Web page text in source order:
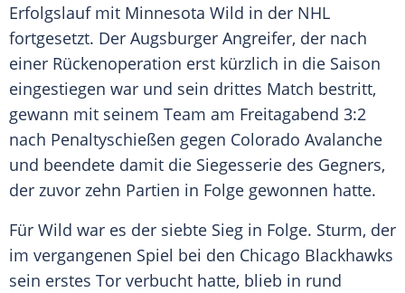
Erfolgslauf mit Minnesota Wild in der NHL
fortgesetzt. Der Augsburger Angreifer, der nach
einer Rückenoperation erst kürzlich in die Saison
eingestiegen war und sein drittes Match bestritt,
gewann mit seinem Team am Freitagabend 3:2
nach Penaltyschießen gegen Colorado Avalanche
und beendete damit die Siegesserie des Gegners,
der zuvor zehn Partien in Folge gewonnen hatte.
Für Wild war es der siebte Sieg in Folge. Sturm, der
im vergangenen Spiel bei den Chicago Blackhawks
sein erstes Tor verbucht hatte, blieb in rund